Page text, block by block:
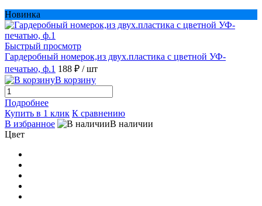
Новинка
Быстрый просмотр
Гардеробный номерок,из двух.пластика с цветной УФ-
печатью, ф.1 188 ₽ / шт
В корзину
Подробнее
Купить в 1 клик К сравнению
В избранное
В наличии
Цвет